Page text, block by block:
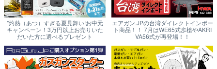
"灼熱（あつ）すぎる夏見舞い!お中元
キャンペーン！3万円以上お売りいた
だいた方に選べるプレゼント
エアガン.JPの台湾ダイレクトインポー
ト商品！！ 7月はWE65式歩槍やAKRI
VA56式が再登場！！